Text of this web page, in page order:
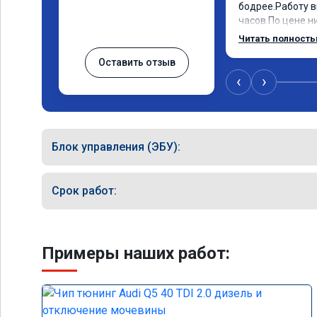
Оставить отзыв
бодрее.Работу
часов.По цене
как
знаю,куда
Читать
‹ ›
Блок управления (ЭБУ):
Срок работ:
Примеры наших работ: